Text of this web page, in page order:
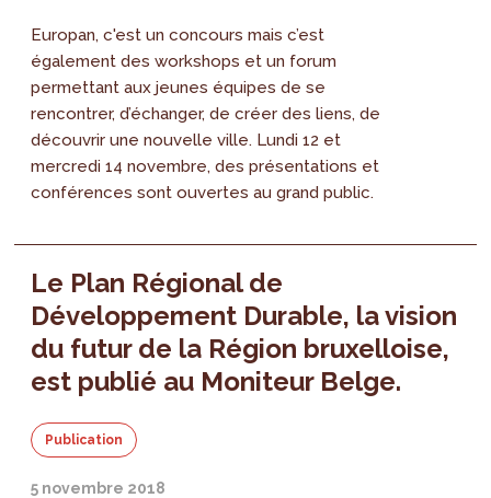
Europan, c'est un concours mais c’est
également des workshops et un forum
permettant aux jeunes équipes de se
rencontrer, d’échanger, de créer des liens, de
découvrir une nouvelle ville. Lundi 12 et
mercredi 14 novembre, des présentations et
conférences sont ouvertes au grand public.
Le Plan Régional de
Développement Durable, la vision
du futur de la Région bruxelloise,
est publié au Moniteur Belge.
Publication
5 novembre 2018